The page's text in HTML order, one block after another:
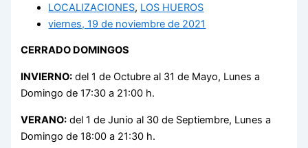
LOCALIZACIONES, LOS HUEROS
viernes, 19 de noviembre de 2021
CERRADO DOMINGOS
INVIERNO: del 1 de Octubre al 31 de Mayo, Lunes a
Domingo de 17:30 a 21:00 h.
VERANO: del 1 de Junio al 30 de Septiembre, Lunes a
Domingo de 18:00 a 21:30 h.